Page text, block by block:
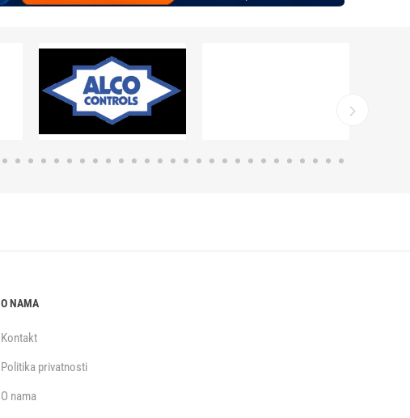
O NAMA
Kontakt
Politika privatnosti
O nama